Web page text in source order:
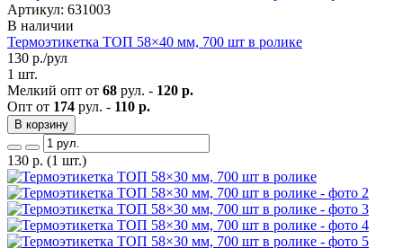
Артикул: 631003
В наличии
Термоэтикетка ТОП 58×40 мм, 700 шт в ролике
130 р./рул
1 шт.
Мелкий опт от 68 рул. - 120 р.
Опт от 174 рул. - 110 р.
В корзину
130 р. (1 шт.)